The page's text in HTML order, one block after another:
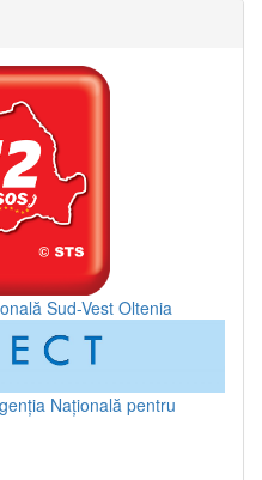
Sud-Vest Oltenia
Națională pentru